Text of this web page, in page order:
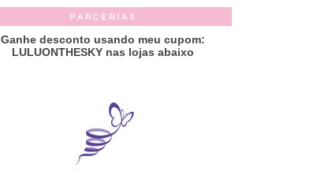
PARCERIAS
Ganhe desconto usando meu cupom:
LULUONTHESKY nas lojas abaixo